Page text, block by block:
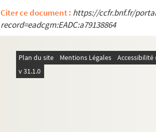
Ms 6.13. Hexenwahn und Hexenprozesse in
Ms 6.14. Cahier de musique de Eugène
Ms 6.15. Cahier de musique de Eugène
Ms 6.16. Cahier de musique de Eugène
Ms 6.17. Cahier de musique de Eugène
Ms 6.18. Annales typographici, Annalen der
Citer ce document : https://ccfr.bnf.fr/
record=eadcgm:EADC:a79138864
Plan du site Mentions Légales
v 31.1.0